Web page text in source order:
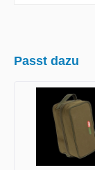
Passt dazu